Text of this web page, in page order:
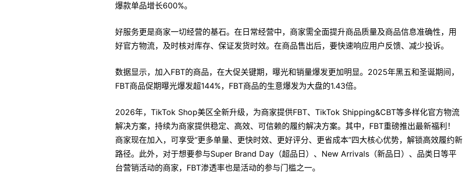
爆款单品增长600%。
好服务更是商家一切经营的基石。在日常经营中，商家需全面提升商品质量及商品信息准确性，用
好官方物流，及时核对库存、保证发货时效。在商品售出后，要快速响应用户反馈、减少投诉。
数据显示，加入FBT的商品，在大促关键期，曝光和销量爆发更加明显。2025年黑五和圣诞期间，
FBT商品促期曝光爆发超144%，FBT商品的生意爆发为大盘的1.43倍。
2026年，TikTok Shop美区全新升级，为商家提供FBT、TikTok Shipping&CBT等多样化官方物流
解决方案，持续为商家提供稳定、高效、可信赖的履约解决方案。其中，FBT重磅推出最新福利！
商家现在加入，可享受“更多单量、更快时效、更好评分、更省成本”四大核心优势，解锁高效履约新
路径。此外，对于想要参与Super Brand Day（超品日）、New Arrivals（新品日）、品类日等平
台营销活动的商家，FBT渗透率也是活动的参与门槛之一。